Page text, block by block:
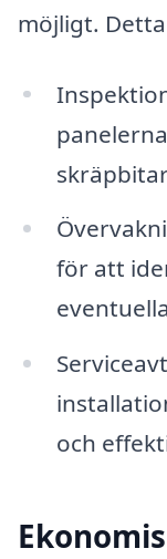
möjligt.
för att
och